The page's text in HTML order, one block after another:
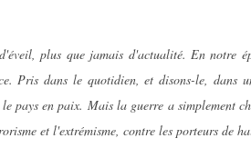
plus que jamais d'actualité. En notre
Pris dans le quotidien, et disons-le, dans
pays en paix. Mais la guerre a simplement
et l'extrémisme, contre les porteurs de